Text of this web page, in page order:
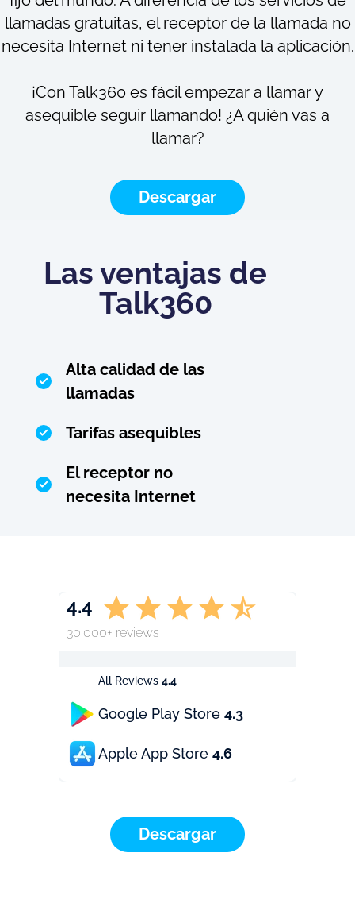
llamadas gratuitas, el receptor de la llamada no
necesita Internet ni tener instalada la aplicación.
¡Con Talk360 es fácil empezar a llamar y
asequible seguir llamando! ¿A quién vas a
llamar?
Descargar
Las ventajas de
Talk360
Alta calidad de las
llamadas
Tarifas asequibles
El receptor no
necesita Internet
All Reviews 4.4
Google Play Store 4.3
Apple App Store 4.6
4.4
30.000+ reviews
Descargar